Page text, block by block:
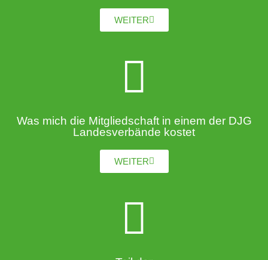
WEITER
Was mich die Mitgliedschaft in einem der DJG
Landesverbände kostet
WEITER